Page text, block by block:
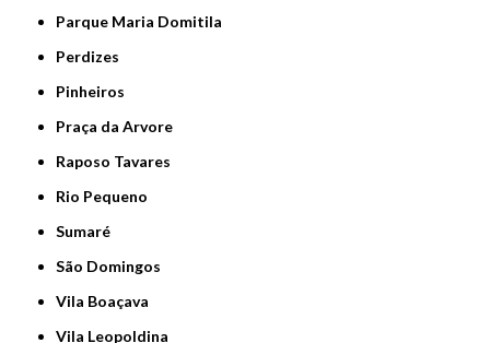
Parque Maria Domitila
Perdizes
Pinheiros
Praça da Arvore
Raposo Tavares
Rio Pequeno
Sumaré
São Domingos
Vila Boaçava
Vila Leopoldina